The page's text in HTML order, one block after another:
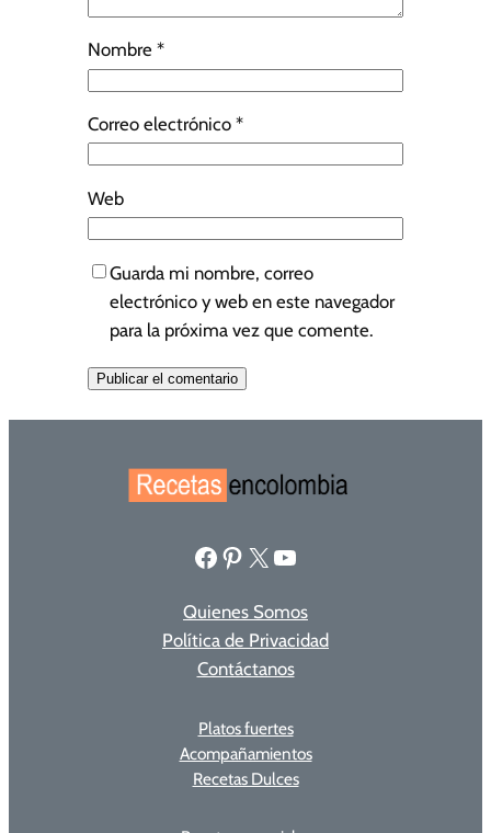
Nombre *
Correo electrónico *
Web
Guarda mi nombre, correo
electrónico y web en este navegador
para la próxima vez que comente.
Facebook Pinterest X YouTube
Quienes Somos
Política de Privacidad
Contáctanos
Platos fuertes
Acompañamientos
Recetas Dulces